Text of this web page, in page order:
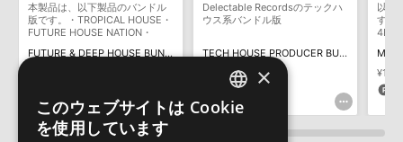
デモソングは、製品収録サウンドを使ってできることを紹介するた
めのデモンストレーション用の楽曲です。原則として、デモソング
そのものをお使いいただくことはできません。また、デモソングを
構成する全てのサウンドが、サンプルパックに含まれていることを
ダウンロード製品という性質上、一切の返品・返金はお受け付け致
しかねます。
本製品は、以下製品のバンドル
版です。・TROPICAL HOUSE・
FUTURE HOUSE NATION・
RACHEL
FUTURE & DEEP HOUSE BUNDLE
Delectable Recordsのテックハ
ウス系バンドル版
TECH HOUSE PRODUCER BUNDLE
¥16,995
509pt
以下
す。
ENGLISH
×
このウェブサイトは Cookie
を使用しています